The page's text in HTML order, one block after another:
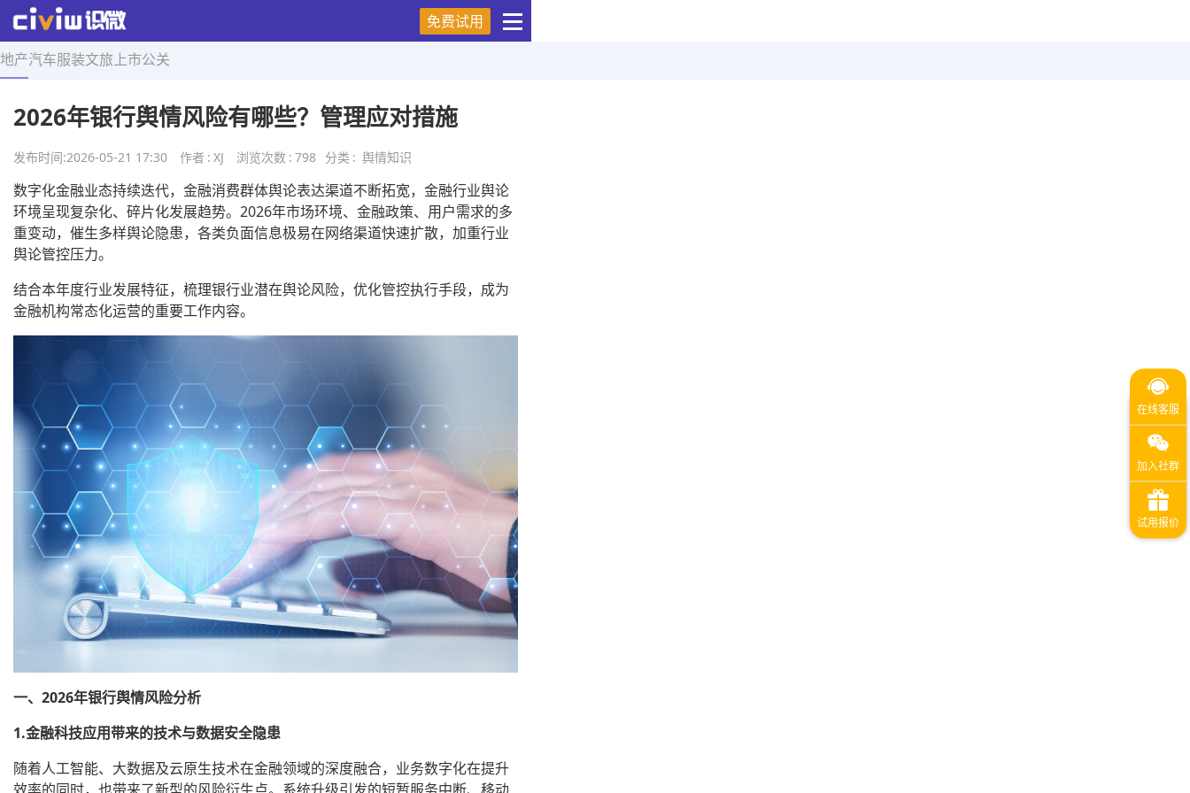
免费试用
地产汽车服装文旅 上市公关
首页 > 舆情知识 > 正文
2026年银行舆情风险有哪些？管理应对措施
发布时间:2026-05-21 17:30 作者 : XJ 浏览次数 : 798 分类 : 舆情知识
数字化金融业态持续迭代，金融消费群体舆论表达渠道不断拓宽，金融行业舆论
环境呈现复杂化、碎片化发展趋势。2026年市场环境、金融政策、用户需求的多
重变动，催生多样舆论隐患，各类负面信息极易在网络渠道快速扩散，加重行业
舆论管控压力。
结合本年度行业发展特征，梳理银行业潜在舆论风险，优化管控执行手段，成为
金融机构常态化运营的重要工作内容。
一、2026年银行舆情风险分析
1.金融科技应用带来的技术与数据安全隐患
随着人工智能、大数据及云原生技术在金融领域的深度融合，业务数字化在提升